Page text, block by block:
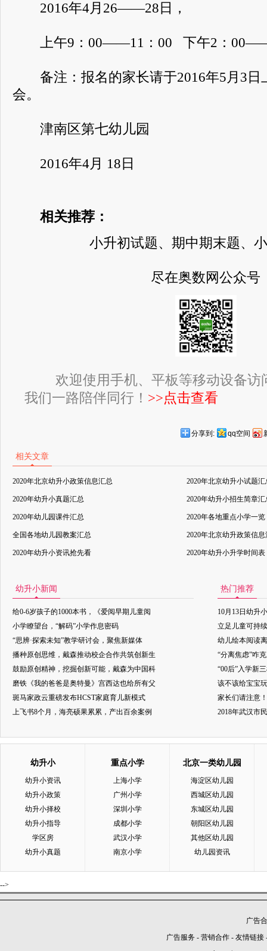
2016年4月26——28日，
上午9：00——11：00 下午2：
备注：报名的家长请于2016年5月3日
会。
津南区第七幼儿园
2016年4月 18日
相关推荐：
小升初试题、期中期末题、
尽在奥数网公众号
欢迎使用手机、平板等移动设备访
我们一路陪伴同行！ >>点击查看
分享到: qq空间
相关文章
2020年北京幼升小政策信息汇总 2020年北京幼升小试题汇
2020年幼升小真题汇总 2020年幼升小招生简章汇
2020年幼儿园课件汇总 2020年各地重点小学一览
全国各地幼儿园教案汇总 2020年北京幼升政策信息
2020年幼升小资讯抢先看 2020年幼升小升学时间表
幼升小新闻
给0-6岁孩子的1000本书，《爱阅早期儿童阅
小学瞭望台，“解码”小学作息密码
“思辨·探索未知”教学研讨会，聚焦新媒体
播种原创思维，戴森推动校企合作共筑创新生
鼓励原创精神，挖掘创新可能，戴森为中国科
磨铁《我的爸爸是奥特曼》宫西达也给所有父
斑马家政云重磅发布HCST家庭育儿新模式
上飞书8个月，海亮硕果累累，产出百余案例
热门推荐
10月13日幼升
立足儿童可持
幼儿绘本阅读
“分离焦虑”咋
“00后”入学新
该不该给宝宝
家长们请注意
2018年武汉市
幼升小
幼升小资讯
幼升小政策
幼升小择校
幼升小指导
学区房
幼升小真题
重点小学
上海小学
广州小学
深圳小学
成都小学
武汉小学
南京小学
北京一类幼儿园
海淀区幼儿园
西城区幼儿园
东城区幼儿园
朝阳区幼儿园
其他区幼儿园
幼儿园资讯
-->
广告
广告服务 - 营销合作 - 友情链接